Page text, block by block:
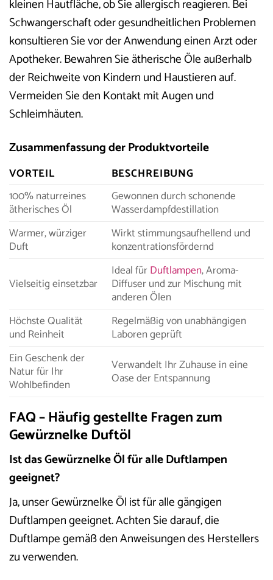
kleinen Hautfläche, ob Sie allergisch reagieren. Bei
Schwangerschaft oder gesundheitlichen Problemen
konsultieren Sie vor der Anwendung einen Arzt oder
Apotheker. Bewahren Sie ätherische Öle außerhalb
der Reichweite von Kindern und Haustieren auf.
Vermeiden Sie den Kontakt mit Augen und
Schleimhäuten.
Zusammenfassung der Produktvorteile
VORTEIL
BESCHREIBUNG
100% naturreines
ätherisches Öl
Gewonnen durch schonende
Wasserdampfdestillation
Warmer, würziger
Duft
Wirkt stimmungsaufhellend und
konzentrationsfördernd
Vielseitig einsetzbar
Ideal fürDuftlampen, Aroma-
Diffuser und zur Mischung mit
anderen Ölen
Höchste Qualität
und Reinheit
Regelmäßig von unabhängigen
Laboren geprüft
Ein Geschenk der
Natur für Ihr
Wohlbefinden
Verwandelt Ihr Zuhause in eine
Oase der Entspannung
FAQ – Häufig gestellte Fragen zum
Gewürznelke Duftöl
Ist das Gewürznelke Öl für alle Duftlampen
geeignet?
Ja, unser Gewürznelke Öl ist für alle gängigen
Duftlampen geeignet. Achten Sie darauf, die
Duftlampe gemäß den Anweisungen des Herstellers
zu verwenden.